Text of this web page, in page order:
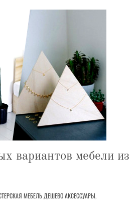
вариантов мебели из
МЕБЕЛЬ ДЕШЕВОАКСЕССУАРЫ,